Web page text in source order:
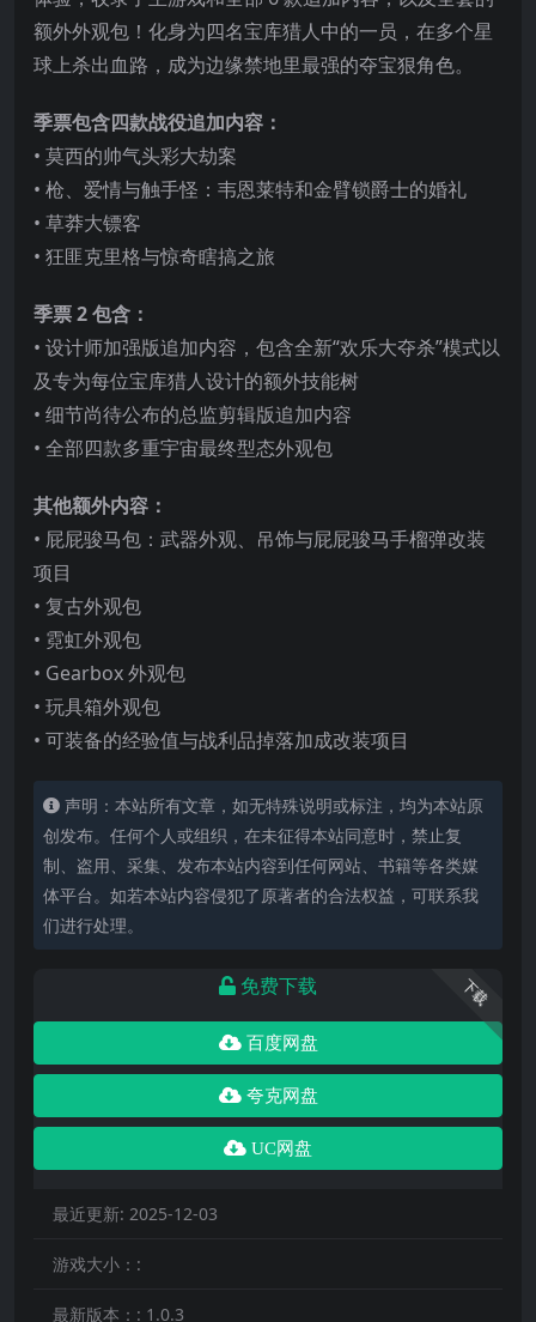
额外外观包！化身为四名宝库猎人中的一员，在多个星
球上杀出血路，成为边缘禁地里最强的夺宝狠角色。
季票包含四款战役追加内容：
• 莫西的帅气头彩大劫案
• 枪、爱情与触手怪：韦恩莱特和金臂锁爵士的婚礼
• 草莽大镖客
• 狂匪克里格与惊奇瞎搞之旅
季票 2 包含：
• 设计师加强版追加内容，包含全新“欢乐大夺杀”模式以
及专为每位宝库猎人设计的额外技能树
• 细节尚待公布的总监剪辑版追加内容
• 全部四款多重宇宙最终型态外观包
其他额外内容：
• 屁屁骏马包：武器外观、吊饰与屁屁骏马手榴弹改装
项目
• 复古外观包
• 霓虹外观包
• Gearbox 外观包
• 玩具箱外观包
• 可装备的经验值与战利品掉落加成改装项目
声明：本站所有文章，如无特殊说明或标注，均为本站原
创发布。任何个人或组织，在未征得本站同意时，禁止复
制、盗用、采集、发布本站内容到任何网站、书籍等各类媒
体平台。如若本站内容侵犯了原著者的合法权益，可联系我
们进行处理。
下载
免费下载
百度网盘
夸克网盘
UC网盘
最近更新: 2025-12-03
游戏大小：:
最新版本：: 1.0.3